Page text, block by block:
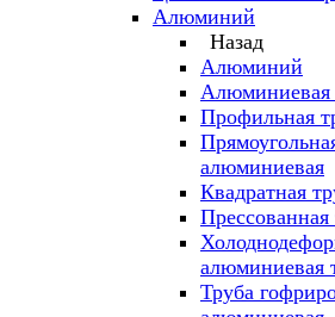
Алюминий
Назад
Алюминий
Алюминиевая
Профильная
алюминиевая
Квадратная
алюминиевая
Труба